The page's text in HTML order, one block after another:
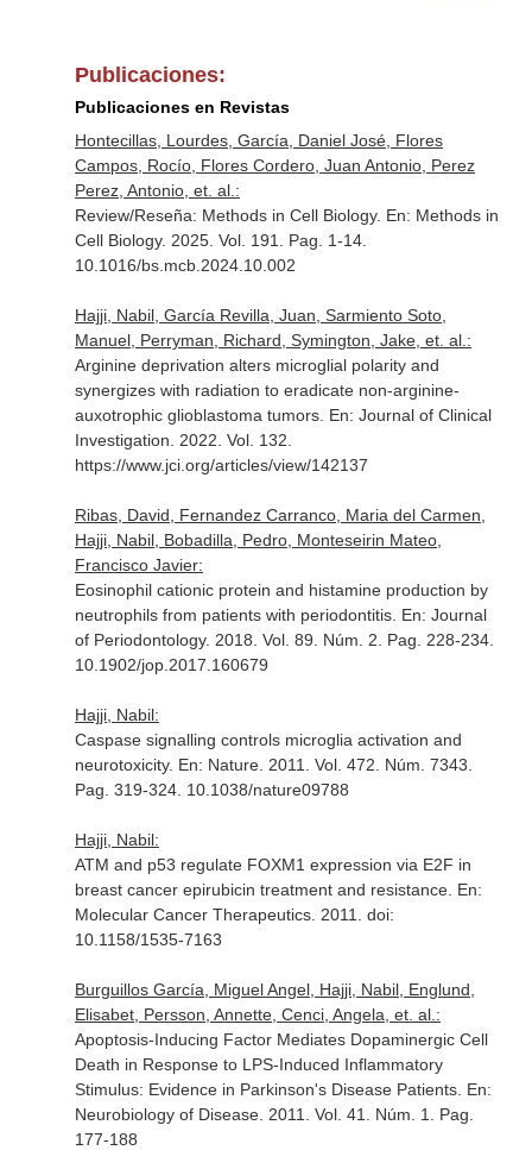
Publicaciones:
Publicaciones en Revistas
Hontecillas, Lourdes, García, Daniel José, Flores
Campos, Rocío, Flores Cordero, Juan Antonio, Perez
Perez, Antonio, et. al.:
Review/Reseña: Methods in Cell Biology. En: Methods in
Cell Biology. 2025. Vol. 191. Pag. 1-14.
10.1016/bs.mcb.2024.10.002
Hajji, Nabil, García Revilla, Juan, Sarmiento Soto,
Manuel, Perryman, Richard, Symington, Jake, et. al.:
Arginine deprivation alters microglial polarity and
synergizes with radiation to eradicate non-arginine-
auxotrophic glioblastoma tumors. En: Journal of Clinical
Investigation . 2022. Vol. 132.
https://www.jci.org/articles/view/142137
Ribas, David, Fernandez Carranco, Maria del Carmen,
Hajji, Nabil, Bobadilla, Pedro, Monteseirin Mateo,
Francisco Javier:
Eosinophil cationic protein and histamine production by
neutrophils from patients with periodontitis. En: Journal
of Periodontology. 2018. Vol. 89. Núm. 2. Pag. 228-234.
10.1902/jop.2017.160679
Hajji, Nabil:
Caspase signalling controls microglia activation and
neurotoxicity. En: Nature. 2011. Vol. 472. Núm. 7343.
Pag. 319-324. 10.1038/nature09788
Hajji, Nabil:
ATM and p53 regulate FOXM1 expression via E2F in
breast cancer epirubicin treatment and resistance. En:
Molecular Cancer Therapeutics. 2011. doi:
10.1158/1535-7163
Burguillos García, Miguel Angel, Hajji, Nabil, Englund,
Elisabet, Persson, Annette, Cenci, Angela, et. al.:
Apoptosis-Inducing Factor Mediates Dopaminergic Cell
Death in Response to LPS-Induced Inflammatory
Stimulus: Evidence in Parkinson's Disease Patients. En:
Neurobiology of Disease. 2011. Vol. 41. Núm. 1. Pag.
177-188